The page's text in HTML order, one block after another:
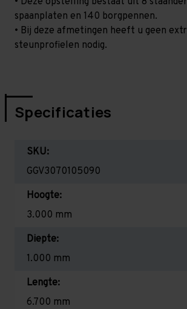
spaanplaten en 140 borgpennen.
• Bij deze afmetingen heeft u geen
steunprofielen nodig.
Specificaties
SKU:
GGV3070105090
Hoogte:
3.000 mm
Diepte:
1.000 mm
Lengte:
6.700 mm